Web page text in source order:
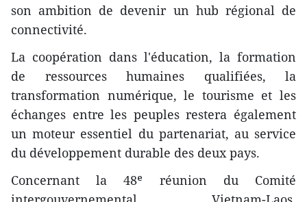
son ambition de devenir un hub régional de
connectivité.
La coopération dans l'éducation, la formation
de ressources humaines qualifiées, la
transformation numérique, le tourisme et les
échanges entre les peuples restera également
un moteur essentiel du partenariat, au service
du développement durable des deux pays.
Concernant la 48ᵉ réunion du Comité